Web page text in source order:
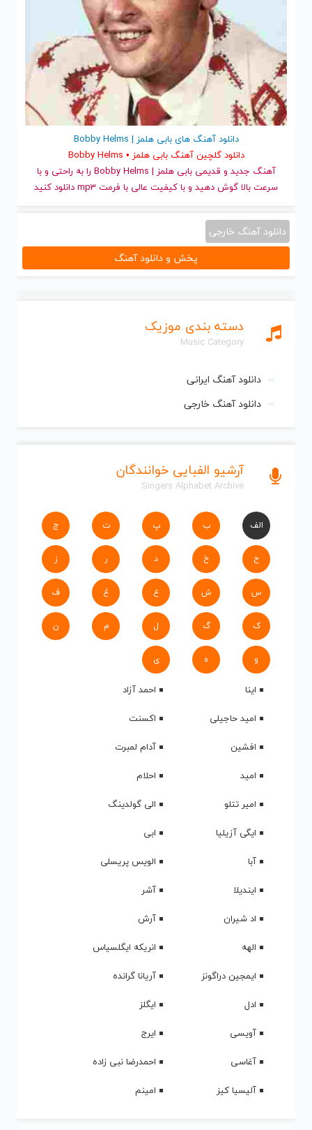
دسته بندی موزیک
Music Category
دانلود آهنگ ایرانی
دانلود آهنگ خارجی
آرشیو الفبایی خوانندگان
Singers Alphabet Archive
الف ب پ ت ج
ح خ د ر ز
س ش ع غ ف
ک گ ل م ن
و ه ی
اینا
احمد آزاد
امید حاجیلی
اکسنت
افشین
آدام لمبرت
امید
احلام
امیر تتلو
الی گولدینگ
ایگی آزیلیا
ابی
آبا
الویس پریسلی
ایندیلا
آشر
اد شیران
آرش
الهه
انریکه ایگلسیاس
ایمجین دراگونز
آریانا گرانده
ادل
ایگلز
آویسی
ایرج
آغاسی
احمدرضا نبی زاده
آلیسیا کیز
امینم
دانلود آهنگ های بابی هلمز | Bobby Helms
دانلود گلچین آهنگ بابی هلمز • Bobby Helms
آهنگ جدید
و قدیمی بابی هلمز | Bobby Helms را به راحتی و با
سرعت بالا گوش دهید و با کیفیت عالی با فرمت mp3 دانلود کنید
دانلود آهنگ خارجی
پخش و دانلود آهنگ